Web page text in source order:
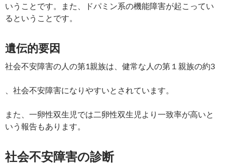
いうことです。また、ドパミン系の機能障害が起こってい
るということです。
遺伝的要因
社会不安障害の人の第1親族は、健常な人の第１親族の約3
、社会不安障害になりやすいとされています。
また、一卵性双生児では二卵性双生児より一致率が高いと
いう報告もあります。
社会不安障害の診断